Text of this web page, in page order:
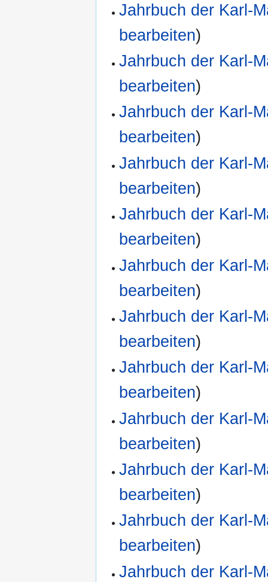
Jahrbuch der Karl-
bearbeiten)
Jahrbuch der Karl-
bearbeiten)
Jahrbuch der Karl-
bearbeiten)
Jahrbuch der Karl-
bearbeiten)
Jahrbuch der Karl-
bearbeiten)
Jahrbuch der Karl-
bearbeiten)
Jahrbuch der Karl-
bearbeiten)
Jahrbuch der Karl-
bearbeiten)
Jahrbuch der Karl-
bearbeiten)
Jahrbuch der Karl-
bearbeiten)
Jahrbuch der Karl-
bearbeiten)
Jahrbuch der Karl-